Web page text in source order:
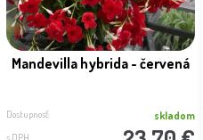
Mandevilla hybrida - červená
Dostupnosť: skladom
s DPH